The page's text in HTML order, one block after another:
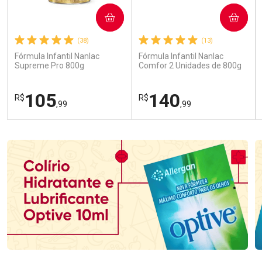
(38)
Fórmula Infantil Nanlac
Supreme Pro 800g
R$105,99
COMPRAR
(13)
Fórmula Infantil Nanlac
Comfor 2 Unidades de 800g
R$140,99
COMPRAR
Laboratório
Por Menos